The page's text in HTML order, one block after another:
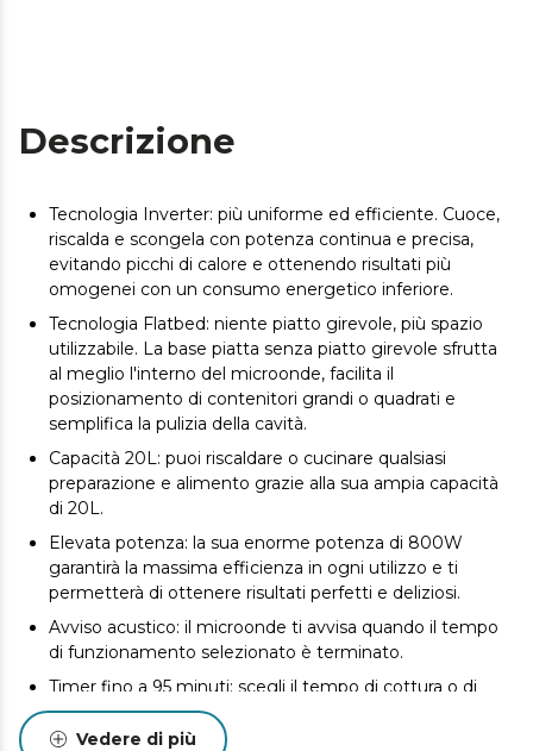
Descrizione
Tecnologia Inverter: più uniforme ed efficiente. Cuoce,
riscalda e scongela con potenza continua e precisa,
evitando picchi di calore e ottenendo risultati più
omogenei con un consumo energetico inferiore.
Tecnologia Flatbed: niente piatto girevole, più spazio
utilizzabile. La base piatta senza piatto girevole sfrutta
al meglio l'interno del microonde, facilita il
posizionamento di contenitori grandi o quadrati e
semplifica la pulizia della cavità.
Capacità 20L: puoi riscaldare o cucinare qualsiasi
preparazione e alimento grazie alla sua ampia capacità
di 20L.
Elevata potenza: la sua enorme potenza di 800W
garantirà la massima efficienza in ogni utilizzo e ti
permetterà di ottenere risultati perfetti e deliziosi.
Avviso acustico: il microonde ti avvisa quando il tempo
di funzionamento selezionato è terminato.
Timer fino a 95 minuti: scegli il tempo di cottura o di
riscaldamento per le tue ricette e ottieni i risultati che
cercavi.
Vedere di più